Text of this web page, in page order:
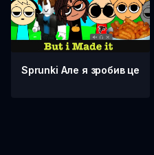
Sprunki Але я зробив це